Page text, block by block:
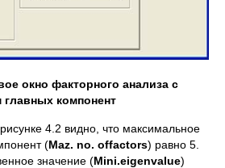
окно факторного анализа с
компонент
4.2 видно, что максимальное
(Maz. no. offactors) равно 5.
значение (Mini.eigenvalue)